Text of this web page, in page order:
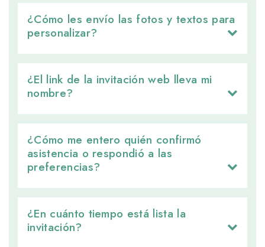
¿Cómo les envío las fotos y textos para
personalizar?
¿El link de la invitación web lleva mi
nombre?
¿Cómo me entero quién confirmó
asistencia o respondió a las
preferencias?
¿En cuánto tiempo está lista la
invitación?